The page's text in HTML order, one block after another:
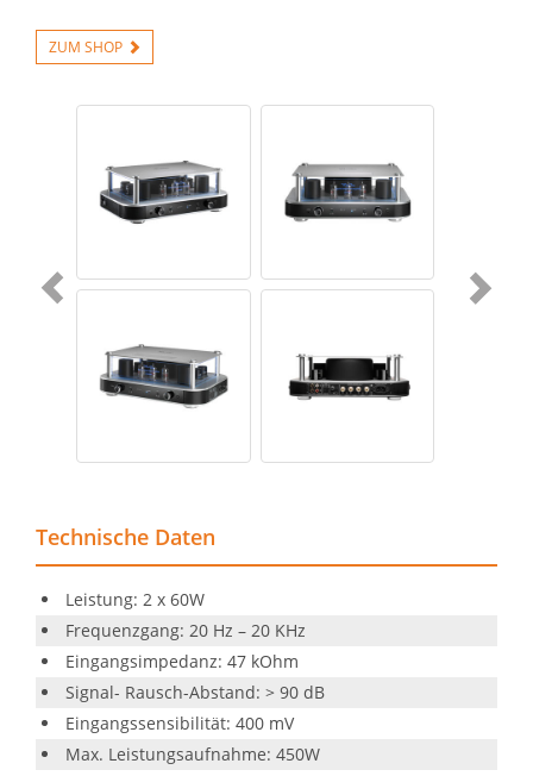
ZUM SHOP
Technische Daten
Leistung: 2 x 60W
Frequenzgang: 20 Hz – 20 KHz
Eingangsimpedanz: 47 kOhm
Signal- Rausch-Abstand: > 90 dB
Eingangssensibilität: 400 mV
Max. Leistungsaufnahme: 450W